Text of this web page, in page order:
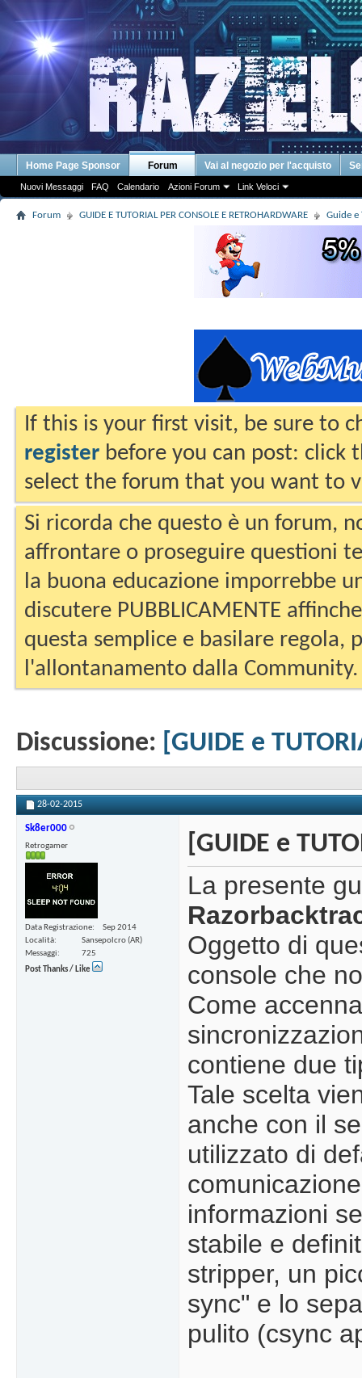
Home Page Sponsor Forum
Nuovi Messaggi FAQ Calendario Azioni Forum Link Veloci
Vai al negozio per l'acquisto
Forum GUIDE E TUTORIAL PER CONSOLE E RETROHARDWARE Guide e
If this is your first visit, be sure to
register before you can post: click
select the forum that you want to
Si ricorda che questo è un forum,
affrontare o proseguire questioni
la buona educazione imporrebbe
discutere PUBBLICAMENTE
questa semplice e basilare regola,
l'allontanamento dalla Community.
Discussione: [GUIDE e
28-02-2015
Sk8er000
Retrogamer
Data Registrazione
Sep 2014
Località
Sansepolcro (AR)
Messaggi
725
Post Thanks / Like
[GUIDE e
La presente
Oggetto di
console che
Come
contiene due
Tale scelta
anche con il
utilizzato di
informazioni
stabile e
stripper, un
sync" e lo
pulito (csync